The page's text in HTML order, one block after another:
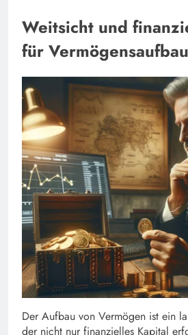
Weitsicht und
für Vermögensaufbau
Der Aufbau von Vermögen ist ein
der nicht nur finanzielles Kapital